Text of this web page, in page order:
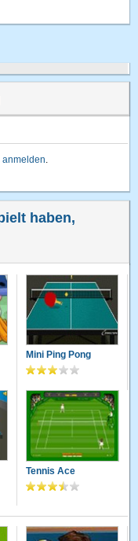
anmelden.
haben,
Mini Ping Pong
Tennis Ace